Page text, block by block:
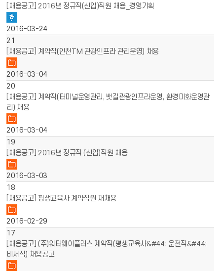
[채용공고] 2016년 정규직(신입)직원 채용_경영기획
2016-03-24
21
[채용공고] 계약직(인천TM 관광인프라 관리운영) 채용
2016-03-04
20
[채용공고] 계약직(터미널운영관리, 뱃길관광인프라운영, 환경미화운영관
리) 채용
2016-03-04
19
[채용공고] 2016년 정규직 (신입)직원 채용
2016-03-03
18
[채용공고] 평생교육사 계약직원 재채용
2016-02-29
17
[채용공고] (주)워터웨이플러스 계약직(평생교육사&#44; 운전직&#44;
비서직) 채용공고